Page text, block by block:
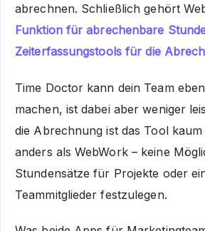
abrechnen. Schließlich gehört
Funktion für abrechenbare
Zeiterfassungstools für die
Time Doctor kann dein Team
machen, ist dabei aber weniger
die Abrechnung ist das Tool
anders als WebWork – keine
Stundensätze für Projekte oder
Teammitglieder festzulegen.